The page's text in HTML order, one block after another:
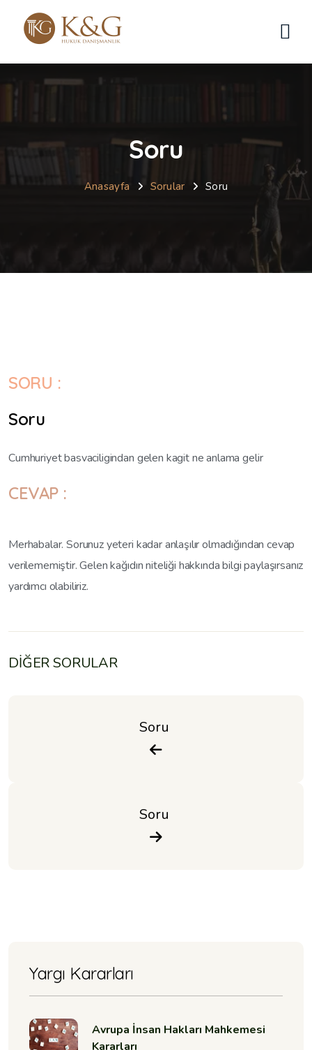
Soru
Anasayfa Sorular Soru
SORU :
Soru
Cumhuriyet basvaciligindan gelen kagit ne anlama gelir
CEVAP :
Merhabalar. Sorunuz yeteri kadar anlaşılır olmadığından cevap
verilememiştir. Gelen kağıdın niteliği hakkında bilgi paylaşırsanız
yardımcı olabiliriz.
DİĞER SORULAR
Soru
Soru
Yargı Kararları
Avrupa İnsan Hakları Mahkemesi
Kararları